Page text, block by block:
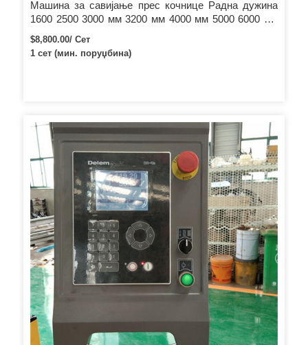
Машина за савијање прес кочнице Радна дужина
1600 2500 3000 мм 3200 мм 4000 мм 5000 6000 мм
7000 метара радна производња
$8,800.00/ Сет
1 сет (мин. поруџбина)